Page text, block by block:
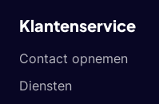
Klantenservice
Contact opnemen
Diensten